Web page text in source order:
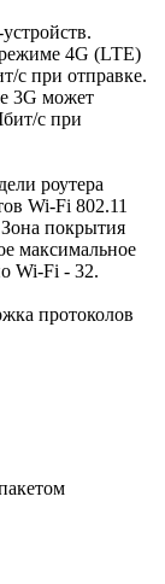
4G (LTE)
с при отправке.
3G может
с при
роутера
Wi-Fi 802.11
покрытия
максимальное
Wi-Fi - 32.
протоколов